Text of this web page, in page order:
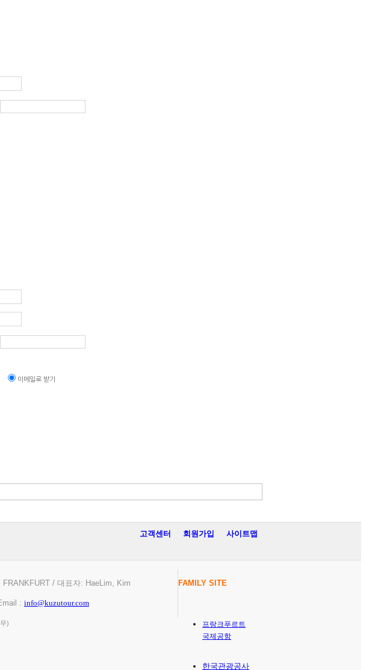
이메일로 받기
고객센터 회원가입 사이트맵
/ 대표자: HaeLim, Kim
: info@kuzutour.com
)
FAMILY SITE
프랑크푸르트
국제공항
한국관광공사